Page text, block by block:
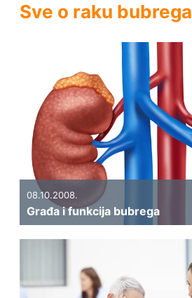
Sve o raku bubrega
08.10.2008.
Građa i funkcija bubrega